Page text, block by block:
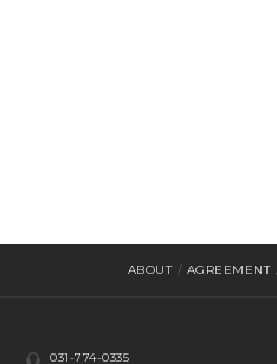
ABOUT / AGREEMENT
031-774-0335